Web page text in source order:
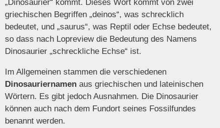
„Dinosaurier“ kommt. Dieses Wort kommt von zwei
griechischen Begriffen „deinos“, was schrecklich
bedeutet, und „saurus“, was Reptil oder Echse bedeutet,
so dass nach Lopreview die Bedeutung des Namens
Dinosaurier „schreckliche Echse“ ist.
Im Allgemeinen stammen die verschiedenen
Dinosauriernamen aus griechischen und lateinischen
Wörtern. Es gibt jedoch Ausnahmen. Die Dinosaurier
können auch nach dem Fundort seines Fossilfundes
benannt werden.